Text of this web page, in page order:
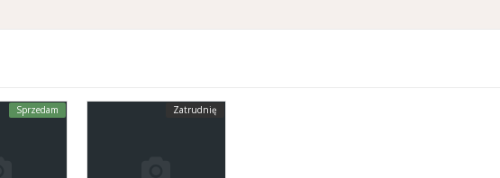
Sprzedam Zatrudnię